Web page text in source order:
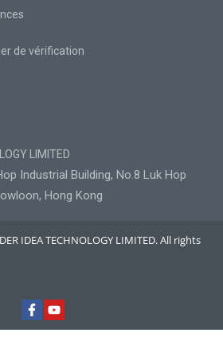
de vérification
LIMITED
Industrial Building, No.8 Luk Hop
Hong Kong
IDEA TECHNOLOGY LIMITED. All rights